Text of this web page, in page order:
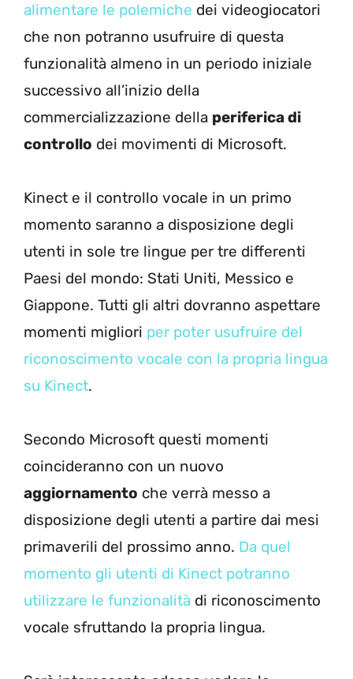
alimentare le polemiche dei videogiocatori
che non potranno usufruire di questa
funzionalità almeno in un periodo iniziale
successivo all’inizio della
commercializzazione della periferica di
controllo dei movimenti di Microsoft.
Kinect e il controllo vocale in un primo
momento saranno a disposizione degli
utenti in sole tre lingue per tre differenti
Paesi del mondo: Stati Uniti, Messico e
Giappone. Tutti gli altri dovranno aspettare
momenti migliori per poter usufruire del
riconoscimento vocale con la propria lingua
su Kinect.
Secondo Microsoft questi momenti
coincideranno con un nuovo
aggiornamento che verrà messo a
disposizione degli utenti a partire dai mesi
primaverili del prossimo anno. Da quel
momento gli utenti di Kinect potranno
utilizzare le funzionalità di riconoscimento
vocale sfruttando la propria lingua.